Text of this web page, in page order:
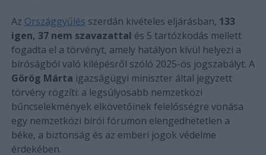
Az Országgyűlés szerdán kivételes eljárásban, 133
igen, 37 nem szavazattal és 5 tartózkodás mellett
fogadta el a törvényt, amely hatályon kívül helyezi a
bíróságból való kilépésről szóló 2025-ös jogszabályt. A
Görög Márta igazságügyi miniszter által jegyzett
törvény rögzíti: a legsúlyosabb nemzetközi
bűncselekmények elkövetőinek felelősségre vonása
egy nemzetközi bírói fórumon elengedhetetlen a
béke, a biztonság és az emberi jogok védelme
érdekében.